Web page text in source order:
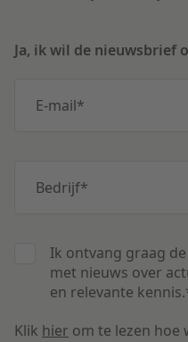
Ja, ik wil de nieuwsbrief
E-mail*
Bedrijf*
Ik ontvang graag
met nieuws over
en relevante kennis.
Klik hier om te lezen hoe